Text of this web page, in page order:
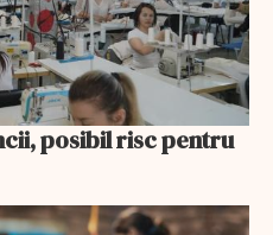
posibil risc pentru